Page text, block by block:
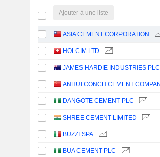
Ajouter à une liste
ASIA CEMENT CORPORATION
HOLCIM LTD
JAMES HARDIE INDUSTRIES PLC
DANGOTE CEMENT PLC
SHREE CEMENT LIMITED
BUZZI SPA
BUA CEMENT PLC